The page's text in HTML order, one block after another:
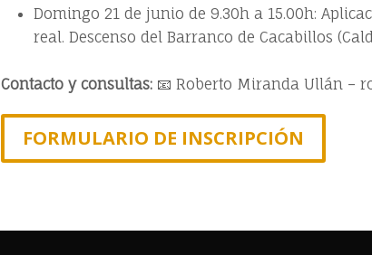
Domingo 21 de junio de 9.30h a 15.00h:
real. Descenso del Barranco de Cacabillos
Contacto y consultas: 📧 Roberto Miranda Ullán –
FORMULARIO DE INSCRIPCIÓN